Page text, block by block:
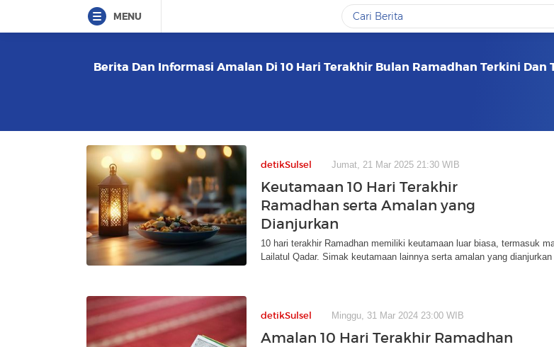
MENU
Berita Dan Informasi Amalan Di 10 Hari Terakhir Bulan Ramadhan Terkini Dan
detikSulsel Jumat, 21 Mar 2025 21:30 WIB
Keutamaan 10 Hari Terakhir
Ramadhan serta Amalan yang
Dianjurkan
10 hari terakhir Ramadhan memiliki keutamaan luar biasa, termasuk
Lailatul Qadar. Simak keutamaan lainnya serta amalan yang
detikSulsel Minggu, 31 Mar 2024 23:00 WIB
Amalan 10 Hari Terakhir Ramadhan